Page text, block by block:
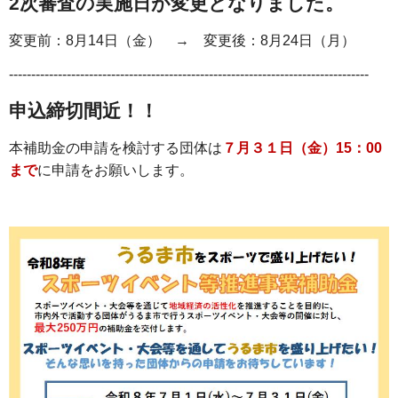
変更前：8月14日（金） → 変更後：8月24日（月）
---------------------------------------------------------------------------------
申込締切間近！！
本補助金の申請を検討する団体は ７月３１日（金）15：00
までに申請をお願いします。